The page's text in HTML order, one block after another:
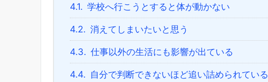
4.1. 学校へ行こうとすると体が動かない
4.2. 消えてしまいたいと思う
4.3. 仕事以外の生活にも影響が出ている
4.4. 自分で判断できないほど追い詰められている